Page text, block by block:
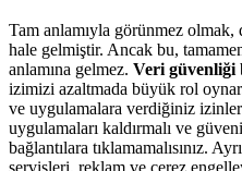
Tam anlamıyla görünmez olmak,
hale gelmiştir. Ancak bu,
anlamına gelmez. Veri güvenliği
izimizi azaltmada büyük rol
ve uygulamalara verdiğiniz
uygulamaları kaldırmalı ve
bağlantılara tıklamamalısınız.
servisleri, reklam ve çerez